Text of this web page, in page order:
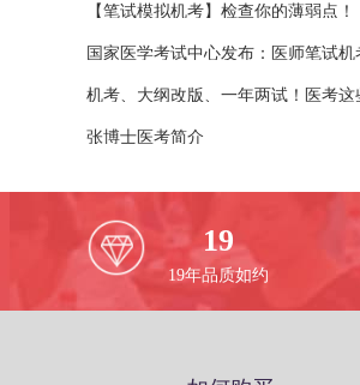
【笔试模拟机考】检查你的薄弱点！
国家医学考试中心发布：医师笔试
机考、大纲改版、一年两试！医考这
张博士医考简介
19
19年品质如约